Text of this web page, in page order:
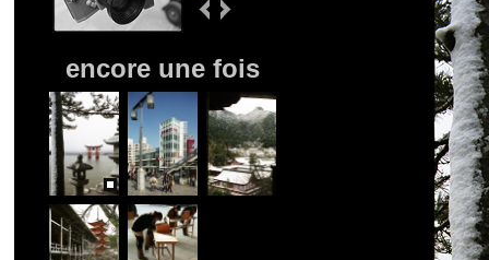
encore une fois